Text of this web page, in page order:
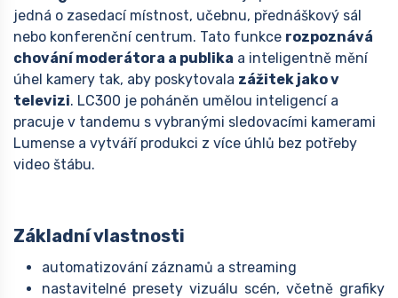
jedná o zasedací místnost, učebnu, přednáškový sál
nebo konferenční centrum. Tato funkce rozpoznává
chování moderátora a publika a inteligentně mění
úhel kamery tak, aby poskytovala zážitek jako v
televizi. LC300 je poháněn umělou inteligencí a
pracuje v tandemu s vybranými sledovacími kamerami
Lumense a vytváří produkci z více úhlů bez potřeby
video štábu.
Základní vlastnosti
automatizování záznamů a streaming
nastavitelné presety vizuálu scén, včetně grafiky